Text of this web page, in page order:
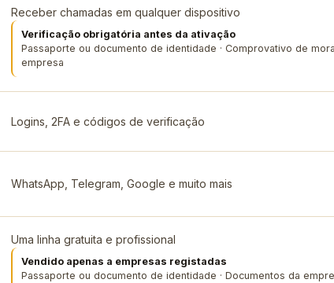
Receber chamadas em qualquer dispositivo
Verificação obrigatória antes da ativação
Passaporte ou documento de identidade · Comprovativo de
empresa
Logins, 2FA e códigos de verificação
WhatsApp, Telegram, Google e muito mais
Uma linha gratuita e profissional
Vendido apenas a empresas registadas
Passaporte ou documento de identidade · Documentos da